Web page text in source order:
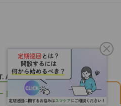
All Rights Reserved.
お問い合わせ